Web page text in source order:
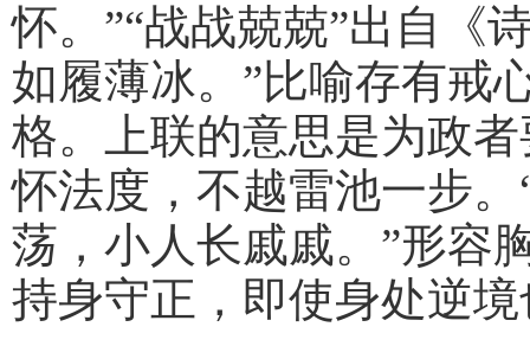
怀。”“战战兢兢”出自《
如履薄冰。”比喻存有戒
格。上联的意思是为政
怀法度，不越雷池一步
荡，小人长戚戚。”形容
持身守正，即使身处逆